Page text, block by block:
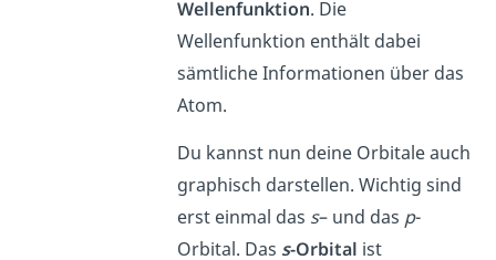
Wellenfunktion. Die
Wellenfunktion enthält dabei
sämtliche Informationen über das
Atom.
Du kannst nun deine Orbitale auch
graphisch darstellen. Wichtig sind
erst einmal das s– und das p-
Orbital. Das s-Orbital ist